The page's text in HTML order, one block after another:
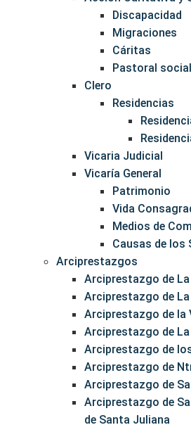
Discapacidad
Migraciones
Cáritas
Pastoral social
Clero
Residencias
Vicaria Judicial
Vicaría General
Patrimonio
Vida
Medios de
Causas de los
Arciprestazgos
Arciprestazgo de La
Arciprestazgo de
Arciprestazgo de la
Arciprestazgo de La
Arciprestazgo de
Arciprestazgo de
Arciprestazgo de
Arciprestazgo de
de Santa Juliana